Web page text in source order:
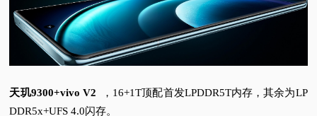
天玑9300+vivo V2
，16+1T顶配首发LPDDR5T内存，其余为LP
DDR5x+UFS 4.0闪存。